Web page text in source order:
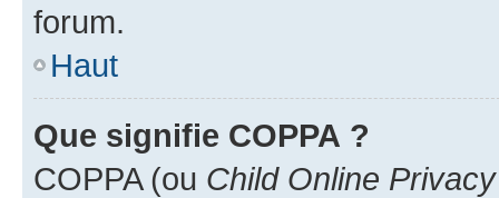
forum.
Haut
Que signifie COPPA ?
COPPA (ou Child Online